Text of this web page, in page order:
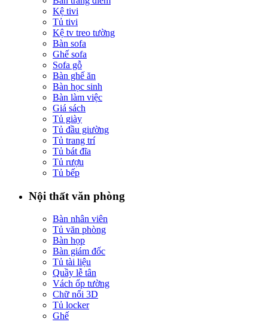
Kệ tivi
Tủ tivi
Kệ tv treo tường
Bàn sofa
Ghế sofa
Sofa gỗ
Bàn ghế ăn
Bàn học sinh
Bàn làm việc
Giá sách
Tủ giày
Tủ đầu giường
Tủ trang trí
Tủ bát đĩa
Tủ rượu
Tủ bếp
Nội thất văn phòng
Bàn nhân viên
Tủ văn phòng
Bàn họp
Bàn giám đốc
Tủ tài liệu
Quầy lễ tân
Vách ốp tường
Chữ nổi 3D
Tủ locker
Ghế